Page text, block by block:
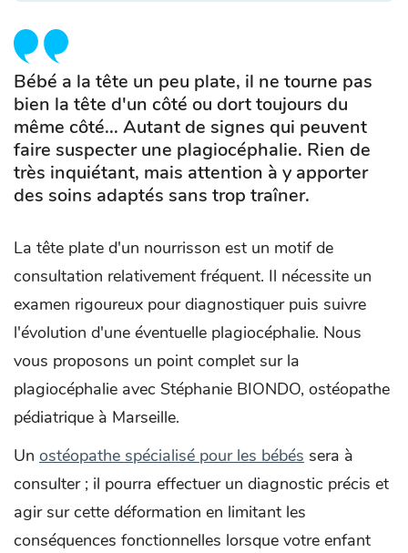
Bébé a la tête un peu plate, il ne tourne pas
bien la tête d'un côté ou dort toujours du
même côté... Autant de signes qui peuvent
faire suspecter une plagiocéphalie. Rien de
très inquiétant, mais attention à y apporter
des soins adaptés sans trop traîner.
La tête plate d'un nourrisson est un motif de
consultation relativement fréquent. Il nécessite un
examen rigoureux pour diagnostiquer puis suivre
l'évolution d'une éventuelle plagiocéphalie. Nous
vous proposons un point complet sur la
plagiocéphalie avec Stéphanie BIONDO, ostéopathe
pédiatrique à Marseille.
Un ostéopathe spécialisé pour les bébés sera à
consulter ; il pourra effectuer un diagnostic précis et
agir sur cette déformation en limitant les
conséquences fonctionnelles lorsque votre enfant